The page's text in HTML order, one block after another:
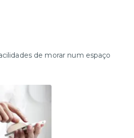
de morar num espaço